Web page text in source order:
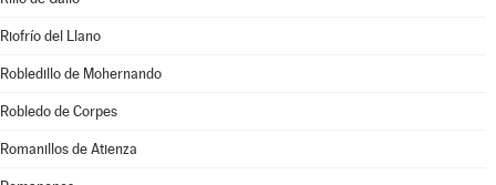
Riofrío del Llano
Robledillo de Mohernando
Robledo de Corpes
Romanillos de Atienza